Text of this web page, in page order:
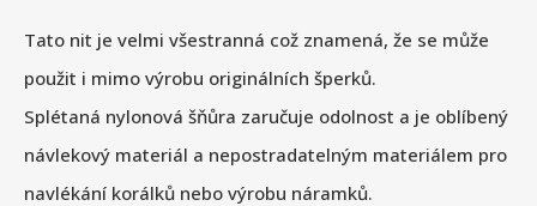
Tato nit je velmi všestranná což znamená, že se může
použit i mimo výrobu originálních šperků.
Splétaná nylonová šňůra zaručuje odolnost a je oblíbený
návlekový materiál a nepostradatelným materiálem pro
navlékání korálků nebo výrobu náramků.